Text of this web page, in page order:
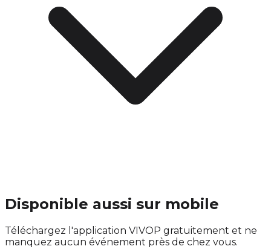
Disponible aussi sur mobile
Téléchargez l'application VIVOP gratuitement et ne
manquez aucun événement près de chez vous.